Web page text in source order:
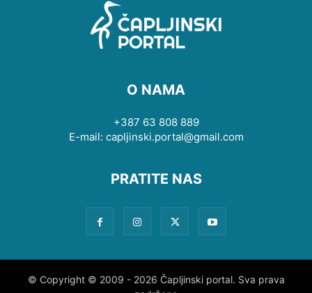
O NAMA
+387 63 808 889
E-mail: capljinski.portal@gmail.com
PRATITE NAS
© Copyright © 2009 - 2026 Čapljinski portal. Sva prava